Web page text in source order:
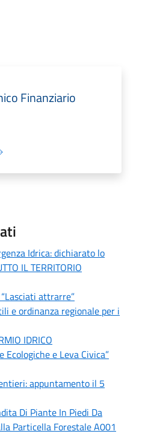
Finanziario
Idrica: dichiarato lo
IL TERRITORIO
attrarre”
e ordinanza regionale per i
IDRICO
e Leva Civica”
appuntamento il 5
Di Piante In Piedi Da
Particella Forestale A001